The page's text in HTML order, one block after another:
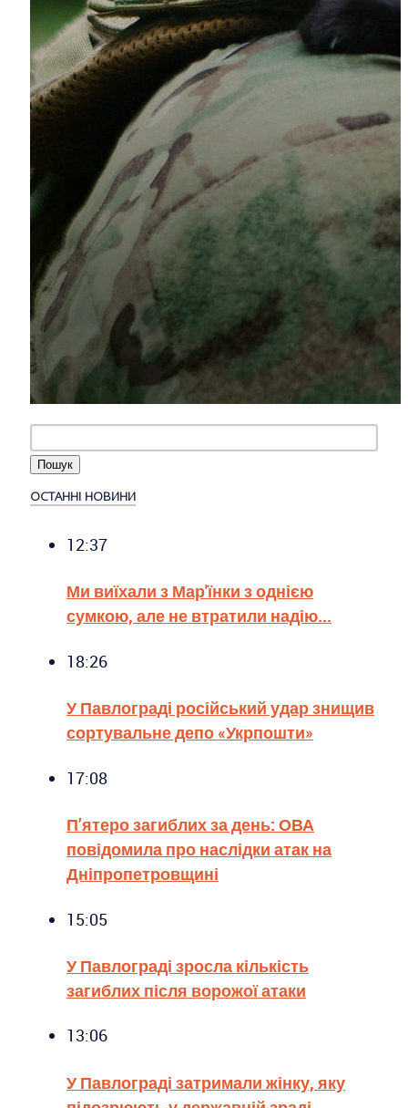
ОСТАННІ НОВИНИ
12:37
Ми виїхали з Мар'їнки з однією
сумкою, але не втратили надію...
18:26
У Павлограді російський удар знищив
сортувальне депо «Укрпошти»
17:08
П’ятеро загиблих за день: ОВА
повідомила про наслідки атак на
Дніпропетровщині
15:05
У Павлограді зросла кількість
загиблих після ворожої атаки
13:06
У Павлограді затримали жінку, яку